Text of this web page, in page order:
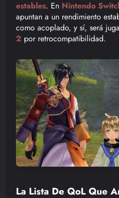
estables. En Nintendo
apuntan a un rendimiento
como acoplado, y sí, será
2 por retrocompatibilidad.
La Lista De QoL Que